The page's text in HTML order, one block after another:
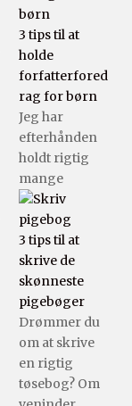
3 tips til at
holde
forfatterfored
rag for børn
Jeg har
efterhånden
holdt rigtig
mange
3 tips til at
skrive de
skønneste
pigebøger
Drømmer du
om at skrive
en rigtig
tøsebog? Om